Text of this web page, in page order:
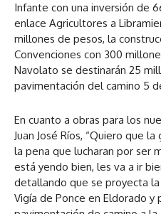
Infante con una inversión de
enlace Agricultores a
millones de pesos, la
Convenciones con 300
Navolato se destinarán 25
pavimentación del camino 5
En cuanto a obras para los
Juan José Ríos, “Quiero que
la pena que lucharan por ser
está yendo bien, les va a ir
detallando que se proyecta
Vigía de Ponce en Eldorado y